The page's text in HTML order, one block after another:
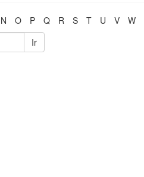
N O P Q R S T U V W
Ir